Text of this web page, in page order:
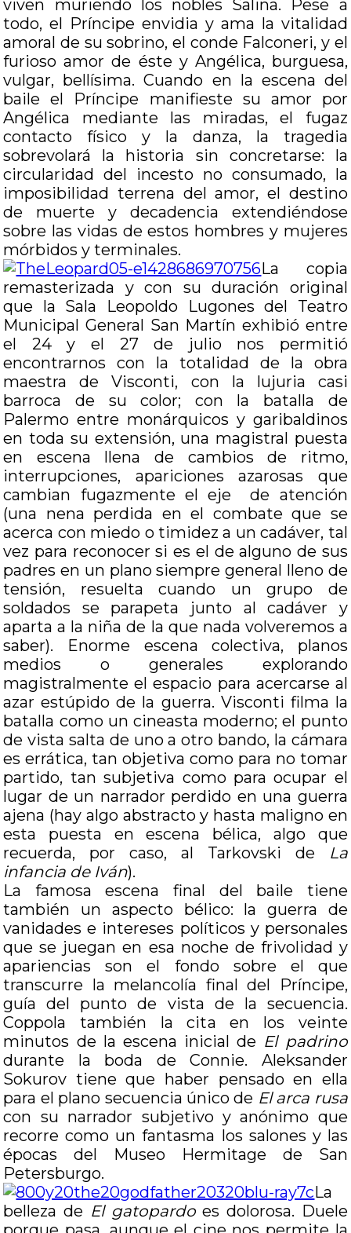
viven muriendo los nobles Salina. Pese a
todo, el Príncipe envidia y ama la vitalidad
amoral de su sobrino, el conde Falconeri, y el
furioso amor de éste y Angélica, burguesa,
vulgar, bellísima. Cuando en la escena del
baile el Príncipe manifieste su amor por
Angélica mediante las miradas, el fugaz
contacto físico y la danza, la tragedia
sobrevolará la historia sin concretarse: la
circularidad del incesto no consumado, la
imposibilidad terrena del amor, el destino
de muerte y decadencia extendiéndose
sobre las vidas de estos hombres y mujeres
mórbidos y terminales.
La copia
remasterizada y con su duración original
que la Sala Leopoldo Lugones del Teatro
Municipal General San Martín exhibió entre
el 24 y el 27 de julio nos permitió
encontrarnos con la totalidad de la obra
maestra de Visconti, con la lujuria casi
barroca de su color; con la batalla de
Palermo entre monárquicos y garibaldinos
en toda su extensión, una magistral puesta
en escena llena de cambios de ritmo,
interrupciones, apariciones azarosas que
cambian fugazmente el eje de atención
(una nena perdida en el combate que se
acerca con miedo o timidez a un cadáver, tal
vez para reconocer si es el de alguno de sus
padres en un plano siempre general lleno de
tensión, resuelta cuando un grupo de
soldados se parapeta junto al cadáver y
aparta a la niña de la que nada volveremos a
saber). Enorme escena colectiva, planos
medios o generales explorando
magistralmente el espacio para acercarse al
azar estúpido de la guerra. Visconti filma la
batalla como un cineasta moderno; el punto
de vista salta de uno a otro bando, la cámara
es errática, tan objetiva como para no tomar
partido, tan subjetiva como para ocupar el
lugar de un narrador perdido en una guerra
ajena (hay algo abstracto y hasta maligno en
esta puesta en escena bélica, algo que
recuerda, por caso, al Tarkovski de
La
infancia de Iván).
La famosa escena final del baile tiene
también un aspecto bélico: la guerra de
vanidades e intereses políticos y personales
que se juegan en esa noche de frivolidad y
apariencias son el fondo sobre el que
transcurre la melancolía final del Príncipe,
guía del punto de vista de la secuencia.
Coppola también la cita en los veinte
minutos de la escena inicial de El padrino
durante la boda de Connie. Aleksander
Sokurov tiene que haber pensado en ella
para el plano secuencia único de El arca rusa
con su narrador subjetivo y anónimo que
recorre como un fantasma los salones y las
épocas del Museo Hermitage de San
Petersburgo.
La
belleza de El gatopardoes dolorosa. Duele